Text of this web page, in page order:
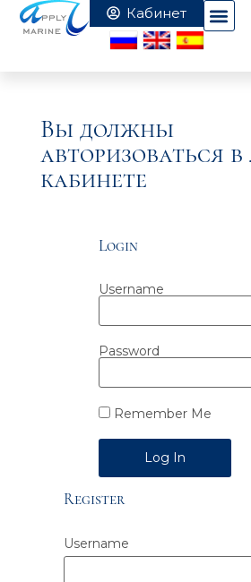
Вы должны
авторизоваться
кабинете
Login
Username
Password
Remember Me
Alternative:
Register
Username